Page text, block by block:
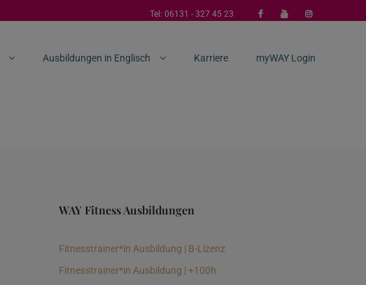
Tel: 06131 - 327 45 23
Ausbildungen in Englisch Karriere myWAY Login
WAY Fitness Ausbildungen
Fitnesstrainer*in Ausbildung | B-Lizenz
Fitnesstrainer*in Ausbildung | +100h